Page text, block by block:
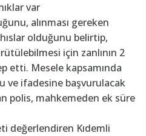
var
alınması gereken
olduğunu belirtip,
için zanlının 2
etti. Mesele kapsamında
ve ifadesine başvurulacak
polis, mahkemeden ek süre
değerlendiren Kıdemli